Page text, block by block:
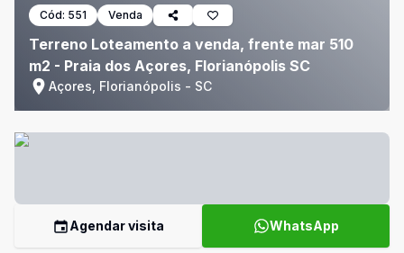
Cód: 551 Venda
Terreno Loteamento a venda, frente mar 510
m2 - Praia dos Açores, Florianópolis SC
Açores, Florianópolis - SC
Agendar visita WhatsApp